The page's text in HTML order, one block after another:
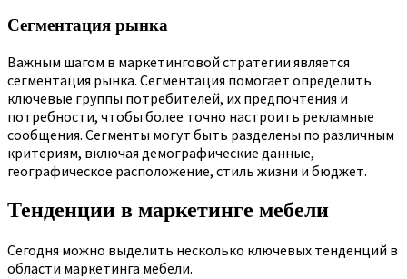
Сегментация рынка
Важным шагом в маркетинговой стратегии является
сегментация рынка. Сегментация помогает определить
ключевые группы потребителей, их предпочтения и
потребности, чтобы более точно настроить рекламные
сообщения. Сегменты могут быть разделены по различным
критериям, включая демографические данные,
географическое расположение, стиль жизни и бюджет.
Тенденции в маркетинге мебели
Сегодня можно выделить несколько ключевых тенденций в
области маркетинга мебели.